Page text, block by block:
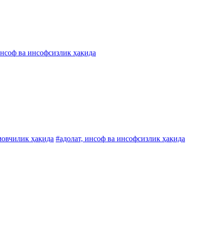
ва инсофсизлик ҳақида
ҳақида #адолат, инсоф ва инсофсизлик ҳақида